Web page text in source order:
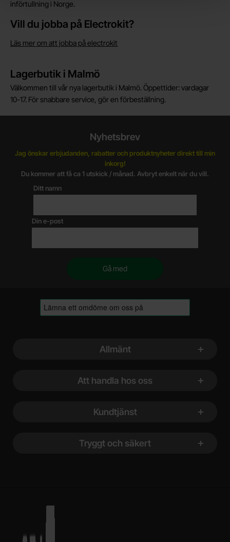
införtullning i Norge.
Vill du jobba på Electrokit?
Läs mer om att jobba på electrokit
Lagerbutik i Malmö
Välkommen till vår nya lagerbutik i Malmö. Öppettider: vardagar
10-17. För snabbare service, gör en förbeställning.
Nyhetsbrev
Jag önskar erbjudanden, rabatter och produktnyheter direkt till min
inkorg!
Du kommer att få ca 1 utskick / månad. Avbryt enkelt när du vill.
Ditt namn
Din e-post
Allmänt
Att handla hos oss
Kundtjänst
Tryggt och säkert